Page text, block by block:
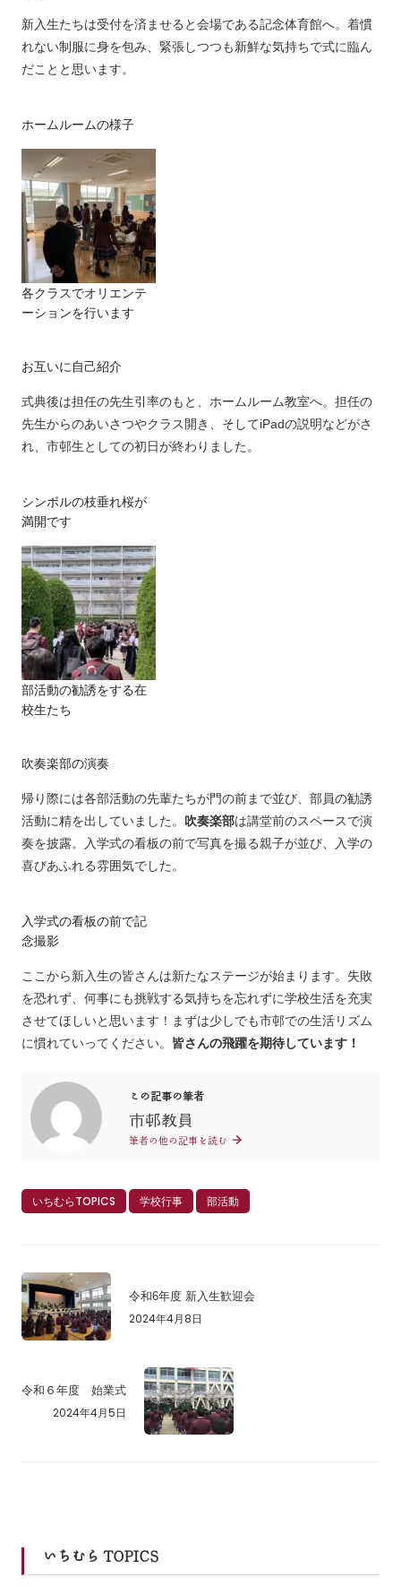
新入生たちは受付を済ませると会場である記念体育館へ。着慣
れない制服に身を包み、緊張しつつも新鮮な気持ちで式に臨ん
だことと思います。
ホームルームの様子
各クラスでオリエンテ
ーションを行います
お互いに自己紹介
式典後は担任の先生引率のもと、ホームルーム教室へ。担任の
先生からのあいさつやクラス開き、そしてiPadの説明などがさ
れ、市邨生としての初日が終わりました。
シンボルの枝垂れ桜が
満開です
部活動の勧誘をする在
校生たち
吹奏楽部の演奏
帰り際には各部活動の先輩たちが門の前まで並び、部員の勧誘
活動に精を出していました。 吹奏楽部は講堂前のスペースで演
奏を披露。入学式の看板の前で写真を撮る親子が並び、入学の
喜びあふれる雰囲気でした。
入学式の看板の前で記
念撮影
ここから新入生の皆さんは新たなステージが始まります。失敗
を恐れず、何事にも挑戦する気持ちを忘れずに学校生活を充実
させてほしいと思います！まずは少しでも市邨での生活リズム
に慣れていってください。 皆さんの飛躍を期待しています！
この記事の筆者
市邨教員
筆者の他の記事を読む
いちむらTOPICS 学校行事 部活動
令和6年度 新入生歓迎会
2024年4月8日
令和６年度 始業式
2024年4月5日
いちむら TOPICS